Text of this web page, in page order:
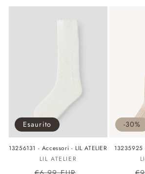
Esaurito
13256131 - Accessori - LIL ATELIER
Fornitore:
LIL ATELIER
-30%
13235925